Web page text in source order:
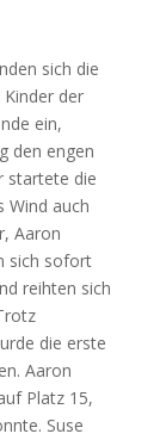
sich die
der
ein,
den engen
startete die
Wind auch
Aaron
sich sofort
reihten sich
die erste
Aaron
Platz 15,
Suse